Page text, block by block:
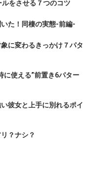
をさせる７つのコツ
た！同棲の実態-前編-
に変わるきっかけ７パタ
に使える”前置き6パター
彼女と上手に別れるポイ
？ナシ？